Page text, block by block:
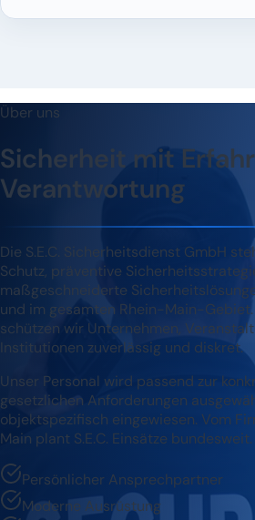
Über uns
Sicherheit mit
Verantwortung
Die S.E.C. Sicherheitsdienst GmbH
Schutz, präventive
maßgeschneiderte
und im gesamten Rhein-Main-
schützen wir Unternehmen,
Institutionen zuverlässig und diskret.
Unser Personal wird passend zur
gesetzlichen Anforderungen
objektspezifisch eingewiesen. Vom
Main plant S.E.C. Einsätze bundesweit.
Persönlicher Ansprechpartner
Moderne Ausrüstung